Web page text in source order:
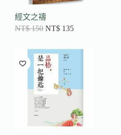
經文之禱
NT$150 NT$ 135